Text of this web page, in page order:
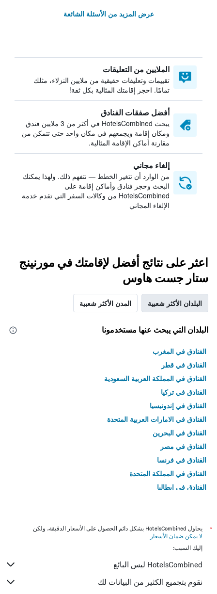
عرض المزيد من الأسئلة الشائعة
الملايين من التعليقات
تقييمات وتعليقات حقيقية من ملايين النزلاء، مثلك
تمامًا. احجز إقامتك المثالية بكل ثقة!
أفضل صفقات الفنادق
يبحث HotelsCombined في أكثر من 3 ملايين فندق
ومكان إقامة ويجمعهم في مكان واحد حتى تتمكن من
مقارنة أماكن الإقامة المثالية.
إلغاء مجاني
من الوارد أن تتغير الخطط — نتفهم ذلك. ولهذا يمكنك
البحث وحجز فنادق وأماكن إقامة على
HotelsCombined من وكالات السفر التي تقدم خدمة
الإلغاء المجاني
اعثر على نتائج أفضل لإقامتك في مورنينج
ستار جست هاوس
البلدان الأكثر شعبية المدن الأكثر شعبية
البلدان التي يبحث عنها مستخدمونا
الفنادق في المغرب
الفنادق في قطر
الفنادق في المملكة العربية السعودية
الفنادق في تركيا
الفنادق في إندونيسيا
الفنادق في الامارات العربية المتحدة
الفنادق في البحرين
الفنادق في مصر
الفنادق في فرنسا
الفنادق في المملكة المتحدة
الفنادق في إيطاليا
*
يحاول HotelsCombined بشكل دائم الحصول على الأسعار الدقيقة، ولكن
لا يمكن ضمان الأسعار .
إليك السبب:
HotelsCombined ليس البائع
نقوم بتجميع الكثير من البيانات لك